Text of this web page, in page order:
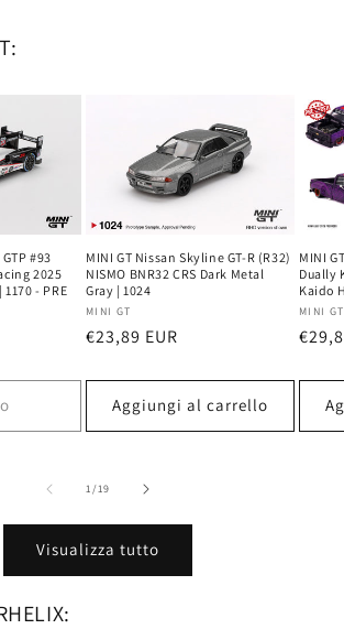
#93
2025
- PRE
MINI GT Nissan Skyline GT-R (R32)
NISMO BNR32 CRS Dark Metal
Gray | 1024
Produttore:
MINI GT
Prezzo
listino
€23,89 EUR
Aggiungi al carrello
MINI
Dually
Kaido
MINI GT
1/su
19
Visualizza tutto